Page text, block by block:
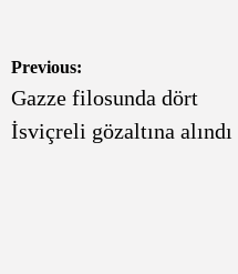
Yazı
gezinmesi
Previous:
Gazze filosunda dört
İsviçreli gözaltına alındı